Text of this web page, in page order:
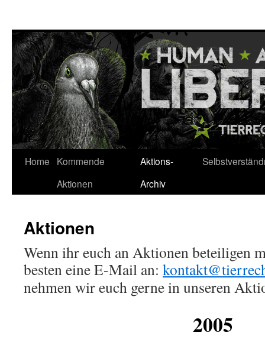
springen
Home
Kommende
Aktionen
Aktions-
Archiv
Aktionen
Wenn ihr euch an Aktionen beteiligen
besten eine E-Mail an:
nehmen wir euch gerne in unseren
2005